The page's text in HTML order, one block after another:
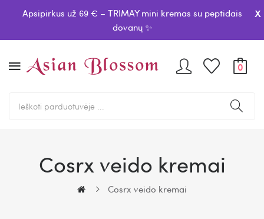
Apsipirkus už 69 € – TRIMAY mini kremas su peptidais
dovanų ✨
x
0
Cosrx veido kremai
Cosrx veido kremai